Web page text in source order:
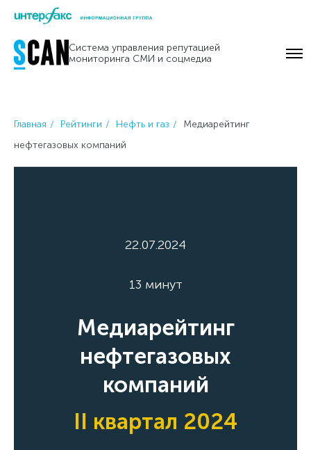
Skip
content
Система управления репутацией
мониторинга СМИ и соцмедиа
Главная Рейтинги Нефть и газ
Медиарейтинг
нефтегазовых компаний
22.07.2024
13 минут
Медиарейтинг
нефтегазовых
компаний
II квартал 2024